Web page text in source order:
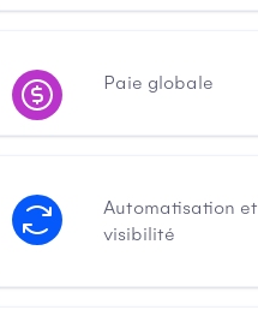
Paie globale
Automatisation et
visibilité